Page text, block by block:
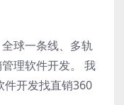
球一条线、多轨
理软件开发。 我
件开发找直销360